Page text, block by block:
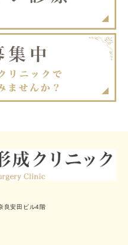
安田ビル4階